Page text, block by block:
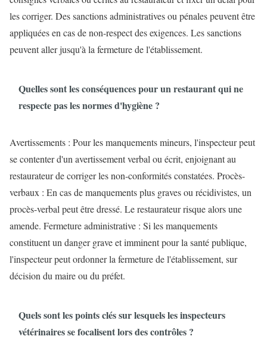
les corriger. Des sanctions administratives ou pénales peuvent être
appliquées en cas de non-respect des exigences. Les sanctions
peuvent aller jusqu'à la fermeture de l'établissement.
Quelles sont les conséquences pour un restaurant qui ne
respecte pas les normes d'hygiène ?
Avertissements : Pour les manquements mineurs, l'inspecteur peut
se contenter d'un avertissement verbal ou écrit, enjoignant au
restaurateur de corriger les non-conformités constatées. Procès-
verbaux : En cas de manquements plus graves ou récidivistes, un
procès-verbal peut être dressé. Le restaurateur risque alors une
amende. Fermeture administrative : Si les manquements
constituent un danger grave et imminent pour la santé publique,
l'inspecteur peut ordonner la fermeture de l'établissement, sur
décision du maire ou du préfet.
Quels sont les points clés sur lesquels les inspecteurs
vétérinaires se focalisent lors des contrôles ?